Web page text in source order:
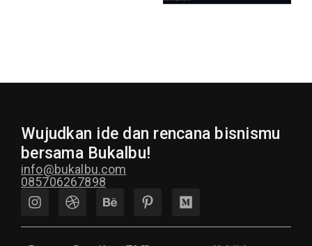
Wujudkan ide dan rencana bisnismu
bersama Bukalbu!
info@bukalbu.com
085706267898